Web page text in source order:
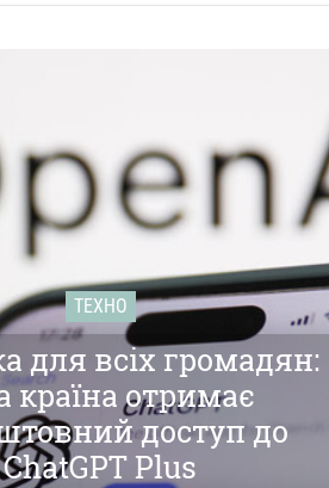
ТЕХНО
для всіх громадян:
країна отримає
доступ до
ChatGPT Plus